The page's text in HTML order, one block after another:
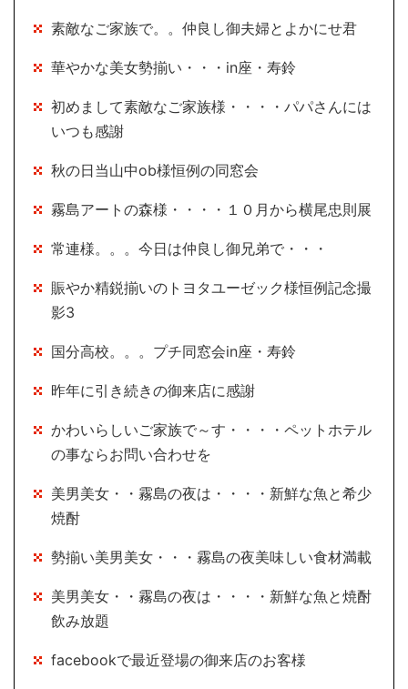
素敵なご家族で。。仲良し御夫婦とよかにせ君
華やかな美女勢揃い・・・in座・寿鈴
初めまして素敵なご家族様・・・・パパさんには
いつも感謝
秋の日当山中ob様恒例の同窓会
霧島アートの森様・・・・１０月から横尾忠則展
常連様。。。今日は仲良し御兄弟で・・・
賑やか精鋭揃いのトヨタユーゼック様恒例記念撮
影3
国分高校。。。プチ同窓会in座・寿鈴
昨年に引き続きの御来店に感謝
かわいらしいご家族で～す・・・・ペットホテル
の事ならお問い合わせを
美男美女・・霧島の夜は・・・・新鮮な魚と希少
焼酎
勢揃い美男美女・・・霧島の夜美味しい食材満載
美男美女・・霧島の夜は・・・・新鮮な魚と焼酎
飲み放題
facebookで最近登場の御来店のお客様